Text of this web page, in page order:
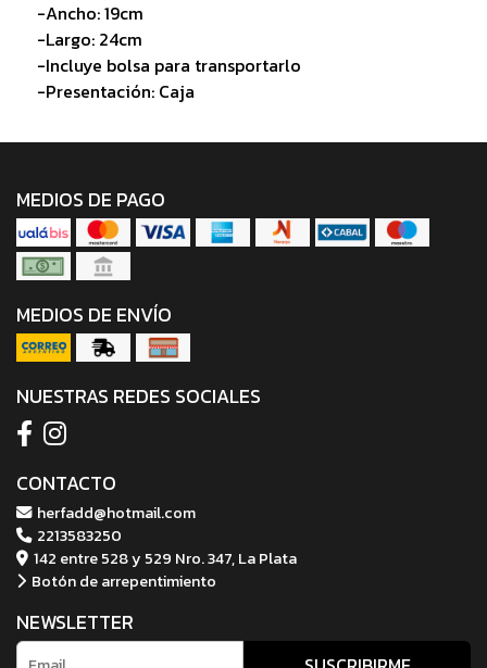
-Ancho: 19cm
-Largo: 24cm
-Incluye bolsa para transportarlo
-Presentación: Caja
MEDIOS DE PAGO
MEDIOS DE ENVÍO
NUESTRAS REDES SOCIALES
CONTACTO
herfadd@hotmail.com
2213583250
142 entre 528 y 529 Nro. 347, La Plata
Botón de arrepentimiento
NEWSLETTER